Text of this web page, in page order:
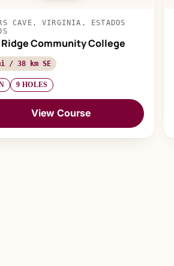
CAVE, VIRGINIA, ESTADOS
Ridge Community College
/ 38 km SE
9 HOLES
View Course